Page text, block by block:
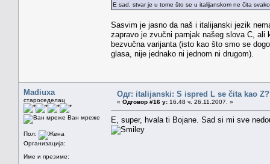
E sad, stvar je u tome što se u italijanskom ne čita
Sasvim je jasno da naš i italijanski jezik
zapravo je zvučni parnjak našeg slova C,
bezvučna varijanta (isto kao što smo se
glasa, nije jednako ni jednom ni drugom).
Madiuxa
староседелац
Ван мреже
Пол:
Организација:
Име и презиме:
Одг: italijanski: S ispred L se čita kao
« Одговор #16 у: 16.48 ч. 26.11.2007. »
E, super, hvala ti Bojane. Sad si mi sve